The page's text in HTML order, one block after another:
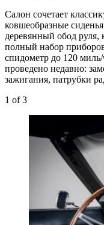
Салон сочетает
ковшеобразные
деревянный обод руля,
полный набор
спидометр до 120
проведено недавно:
зажигания, патрубки
1 of 3